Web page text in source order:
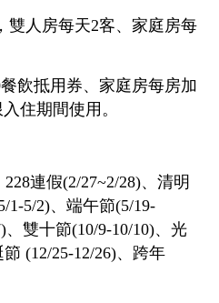
28973757
雙人房每天2客、家庭房每
飲抵用券、家庭房每房加
住期間使用。
連假(2/27~2/28)、清明
1-5/2)、端午節(5/19-
、雙十節(10/9-10/10)、光
(12/25-12/26)、跨年